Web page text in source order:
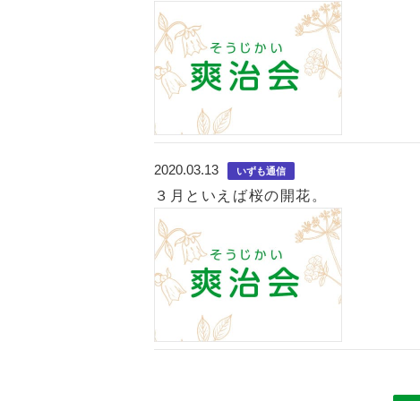
2020.03.13 いずも通信
３月といえば桜の開花。